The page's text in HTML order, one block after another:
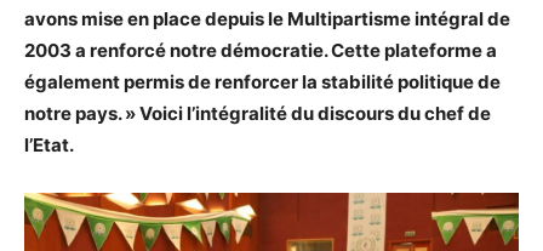
avons mise en place depuis le Multipartisme intégral de
2003 a renforcé notre démocratie. Cette plateforme a
également permis de renforcer la stabilité politique de
notre pays. » Voici l’intégralité du discours du chef de
l’Etat.